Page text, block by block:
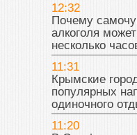
12:32
Почему
алкоголя
несколько
11:31
Крымские
популярных
одиночного
11:20